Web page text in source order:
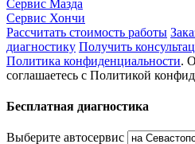
Сервис Мазда
Сервис Хончи
Рассчитать стоимость работы
диагностику Получить
Политика конфиденциальности.
соглашаетесь с Политикой
Бесплатная диагностика
Выберите автосервис